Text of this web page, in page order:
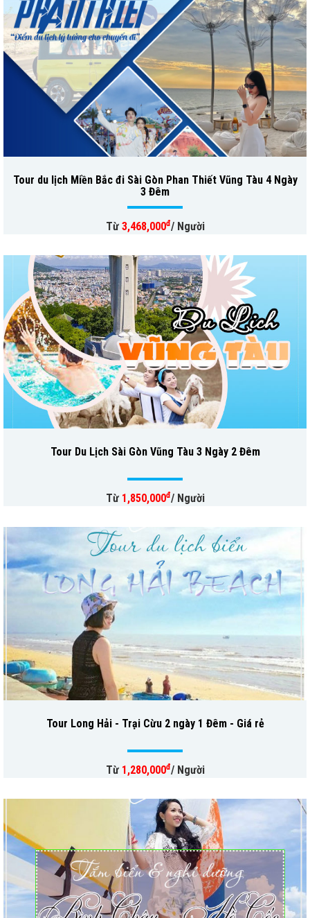
Tour du lịch Miền Bắc đi Sài Gòn Phan Thiết Vũng Tàu 4 Ngày
3 Đêm
Từ 3,468,000đ/ Người
Tour Du Lịch Sài Gòn Vũng Tàu 3 Ngày 2 Đêm
Từ 1,850,000đ/ Người
Tour Long Hải - Trại Cừu 2 ngày 1 Đêm - Giá rẻ
Từ 1,280,000đ/ Người